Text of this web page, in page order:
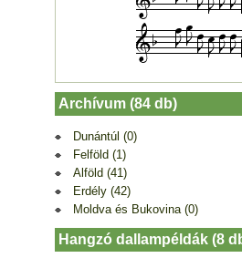
Archívum (84 db)
Dunántúl (0)
Felföld (1)
Alföld (41)
Erdély (42)
Moldva és Bukovina (0)
Hangzó dallampéldák (8